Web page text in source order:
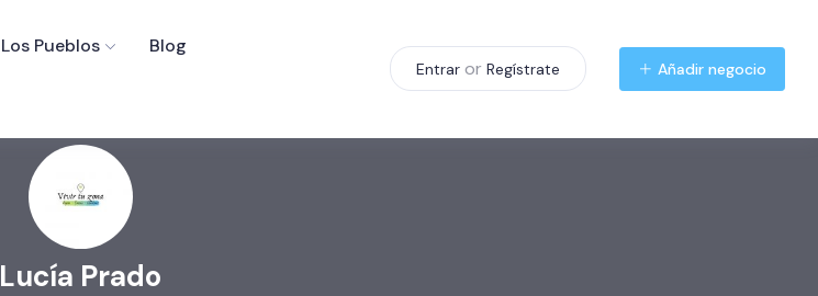
Los Pueblos
Blog
Entrar or Regístrate Añadir negocio
Lucía Prado